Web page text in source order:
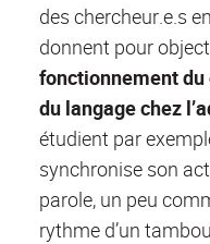
des chercheur.e.s
donnent pour
fonctionnement
du langage chez
étudient par
synchronise son
parole, un peu
rythme d’un